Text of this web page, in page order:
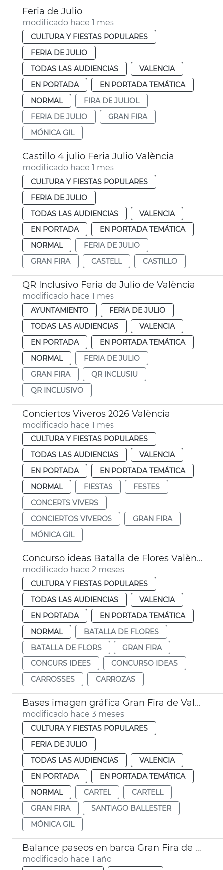
Feria de Julio
modificado hace 1 mes
CULTURA Y FIESTAS POPULARES
FERIA DE JULIO
TODAS LAS AUDIENCIAS
VALENCIA
EN PORTADA
EN PORTADA TEMÁTICA
NORMAL
FIRA DE JULIOL
FERIA DE JULIO
GRAN FIRA
MÓNICA GIL
Castillo 4 julio Feria Julio València
modificado hace 1 mes
CULTURA Y FIESTAS POPULARES
FERIA DE JULIO
TODAS LAS AUDIENCIAS
VALENCIA
EN PORTADA
EN PORTADA TEMÁTICA
NORMAL
FERIA DE JULIO
GRAN FIRA
CASTELL CASTILLO
QR Inclusivo Feria de Julio de València
modificado hace 1 mes
AYUNTAMIENTO
FERIA DE JULIO
TODAS LAS AUDIENCIAS
VALENCIA
EN PORTADA
EN PORTADA TEMÁTICA
NORMAL
FERIA DE JULIO
GRAN FIRA
QR INCLUSIU
QR INCLUSIVO
Conciertos Viveros 2026 València
modificado hace 1 mes
CULTURA Y FIESTAS POPULARES
TODAS LAS AUDIENCIAS
VALENCIA
EN PORTADA
EN PORTADA TEMÁTICA
NORMAL
FIESTAS
FESTES
CONCERTS VIVERS
CONCIERTOS VIVEROS
GRAN FIRA
MÓNICA GIL
Concurso ideas Batalla de Flores València
modificado hace 2 meses
CULTURA Y FIESTAS POPULARES
TODAS LAS AUDIENCIAS
VALENCIA
EN PORTADA
EN PORTADA TEMÁTICA
NORMAL
BATALLA DE FLORES
BATALLA DE FLORS
GRAN FIRA
CONCURS IDEES
CONCURSO IDEAS
CARROSSES
CARROZAS
Bases imagen gráfica Gran Fira de València
modificado hace 3 meses
CULTURA Y FIESTAS POPULARES
FERIA DE JULIO
TODAS LAS AUDIENCIAS
VALENCIA
EN PORTADA
EN PORTADA TEMÁTICA
NORMAL
CARTEL
CARTELL
GRAN FIRA
SANTIAGO BALLESTER
MÓNICA GIL
Balance paseos en barca Gran Fira de València
modificado hace 1 año